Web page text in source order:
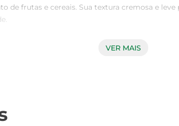
frutas e cereais. Sua textura cremosa e
ser utilizado em diversas receitas.
VER MAIS